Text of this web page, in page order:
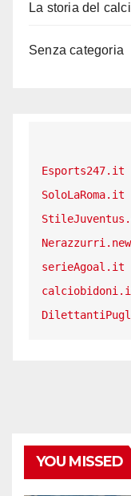
La storia del
Senza categoria
Esports247.it
SoloLaRoma.it
serieAgoal.it
YOU MISSED